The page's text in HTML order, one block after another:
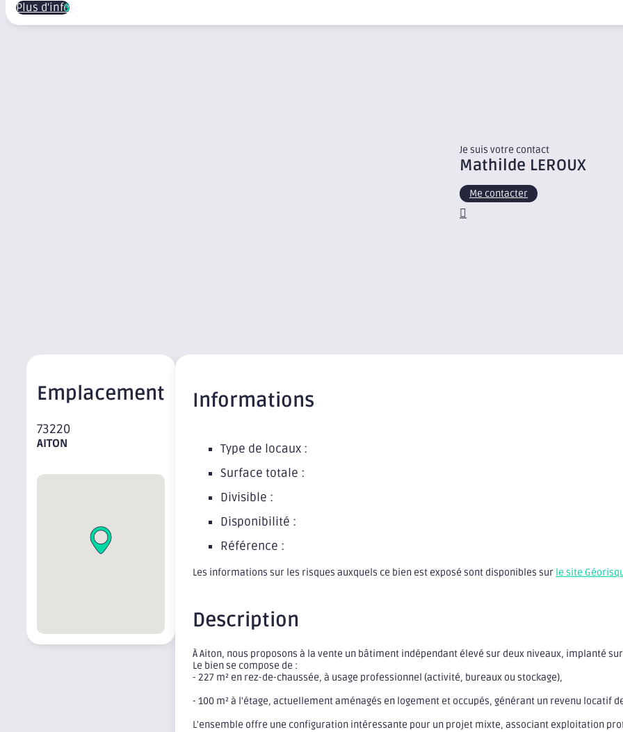
Plus d'infos
Je suis votre contact
Mathilde LEROUX
Me contacter
Emplacement
73220
AITON
Informations
Type de locaux :
Surface totale :
Divisible :
Disponibilité :
Référence :
Les informations sur les risques auxquels ce bien est exposé sont disponibles sur le site
Description
À Aiton, nous proposons à la vente un bâtiment indépendant élevé sur deux niveaux, implanté
Le bien se compose de :
- 227 m² en rez-de-chaussée, à usage professionnel (activité, bureaux ou stockage),
- 100 m² à l'étage, actuellement aménagés en logement et occupés, générant un revenu locatif
L'ensemble offre une configuration intéressante pour un projet mixte, associant exploitation